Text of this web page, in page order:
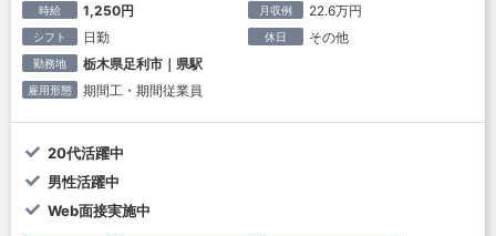
時給 1,250円 月収例 22.6万円
シフト 日勤 休日 その他
勤務地 栃木県足利市｜県駅
雇用形態 期間工・期間従業員
20代活躍中
男性活躍中
Web面接実施中